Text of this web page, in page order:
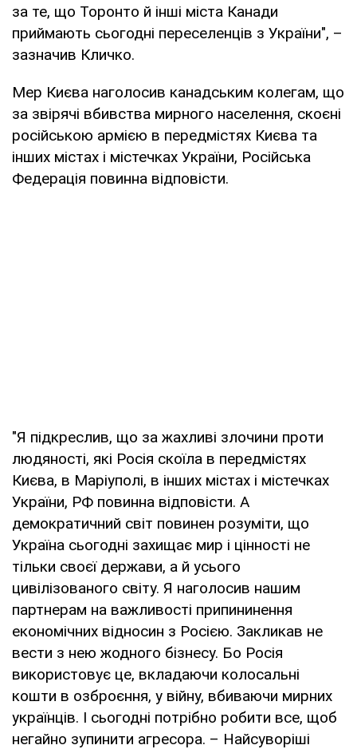
за те, що Торонто й інші міста Канади
приймають сьогодні переселенців з України", –
зазначив Кличко.
Мер Києва наголосив канадським колегам, що
за звірячі вбивства мирного населення, скоєні
російською армією в передмістях Києва та
інших містах і містечках України, Російська
Федерація повинна відповісти.
"Я підкреслив, що за жахливі злочини проти
людяності, які Росія скоїла в передмістях
Києва, в Маріуполі, в інших містах і містечках
України, РФ повинна відповісти. А
демократичний світ повинен розуміти, що
Україна сьогодні захищає мир і цінності не
тільки своєї держави, а й усього
цивілізованого світу. Я наголосив нашим
партнерам на важливості припининення
економічних відносин з Росією. Закликав не
вести з нею жодного бізнесу. Бо Росія
використовує це, вкладаючи колосальні
кошти в озброєння, у війну, вбиваючи мирних
українців. І сьогодні потрібно робити все, щоб
негайно зупинити агресора. – Найсуворіші